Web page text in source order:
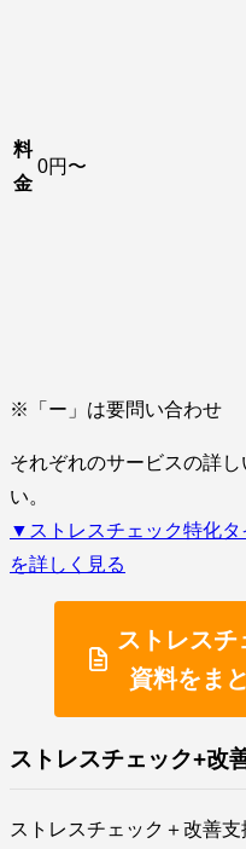
料
金
0円〜
※「ー」は要問い合わせ
それぞれのサービスの詳
い。
▼ストレスチェック特化タ
を詳しく見る
ストレスチ
資料をま
ストレスチェック+改
ストレスチェック＋改善支